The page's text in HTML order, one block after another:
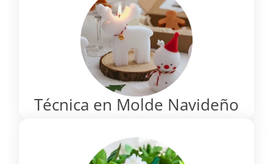
Técnica en Molde Navideño